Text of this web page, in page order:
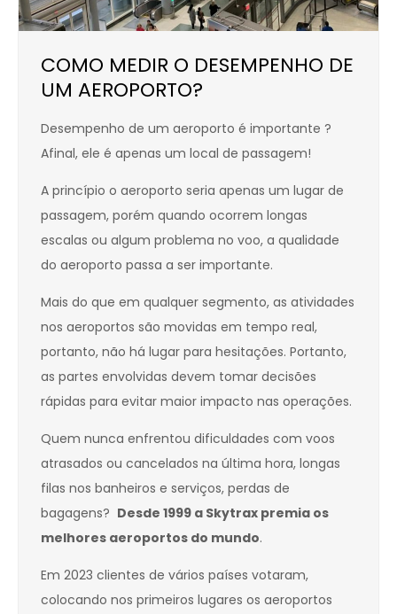
COMO MEDIR O DESEMPENHO DE
UM AEROPORTO?
Desempenho de um aeroporto é importante ?
Afinal, ele é apenas um local de passagem!
A princípio o aeroporto seria apenas um lugar de
passagem, porém quando ocorrem longas
escalas ou algum problema no voo, a qualidade
do aeroporto passa a ser importante.
Mais do que em qualquer segmento, as atividades
nos aeroportos são movidas em tempo real,
portanto, não há lugar para hesitações. Portanto,
as partes envolvidas devem tomar decisões
rápidas para evitar maior impacto nas operações.
Quem nunca enfrentou dificuldades com voos
atrasados ou cancelados na última hora, longas
filas nos banheiros e serviços, perdas de
bagagens? Desde 1999 a Skytrax premia os
melhores aeroportos do mundo.
Em 2023 clientes de vários países votaram,
colocando nos primeiros lugares os aeroportos